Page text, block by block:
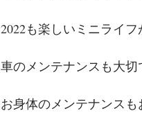
2022も楽しいミニライ
車のメンテナンスも大切
お身体のメンテナンスも